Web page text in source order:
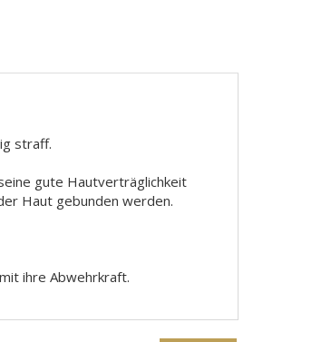
straff.
gute Hautverträglichkeit
Haut gebunden werden.
ihre Abwehrkraft.